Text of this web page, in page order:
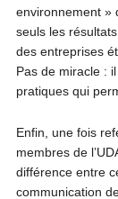
environnement »
seuls les
des entreprises
Pas de miracle :
pratiques qui
Enfin, une fois
membres de
différence entre
communication